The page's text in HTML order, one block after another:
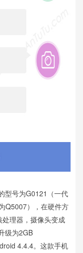
型号为G0121（一代
Q5007），在硬件方
理器，摄像头变成
级为2GB
4.4.4。这款手机